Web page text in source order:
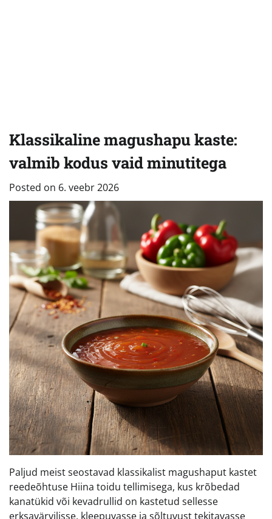
Klassikaline magushapu kaste:
valmib kodus vaid minutitega
Posted on 6. veebr 2026
Paljud meist seostavad klassikalist magushaput kastet
reedeõhtuse Hiina toidu tellimisega, kus krõbedad
kanatükid või kevadrullid on kastetud sellesse
erksavärvilisse, kleepuvasse ja sõltuvust tekitavasse